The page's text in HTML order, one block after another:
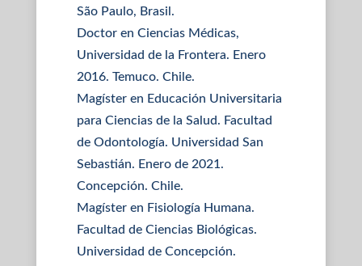
São Paulo, Brasil.
Doctor en Ciencias Médicas,
Universidad de la Frontera. Enero
2016. Temuco. Chile.
Magíster en Educación Universitaria
para Ciencias de la Salud. Facultad
de Odontología. Universidad San
Sebastián. Enero de 2021.
Concepción. Chile.
Magíster en Fisiología Humana.
Facultad de Ciencias Biológicas.
Universidad de Concepción.